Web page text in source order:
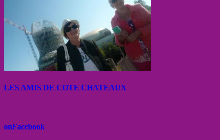
LES AMIS DE COTE CHATEAUX
onFacebook